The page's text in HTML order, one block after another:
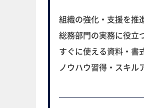
組織の強化・支援を推
総務部門の実務に役立
すぐに使える資料・書
ノウハウ習得・スキル